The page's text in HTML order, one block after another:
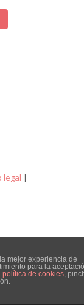
legal |
mejor experiencia de
para la
política de cookies,